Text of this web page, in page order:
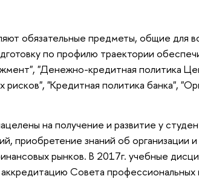
обязательные предметы, общие для
по профилю траектории
"Денежно-кредитная политика
"Кредитная политика банка",
на получение и развитие у
приобретение знаний об организации
рынков. В 2017г. учебные
Совета профессиональных